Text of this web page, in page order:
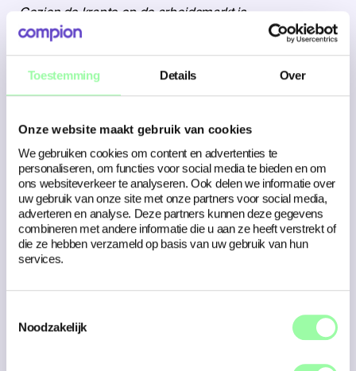
Toestemming Details Over
Onze website maakt gebruik van cookies
We gebruiken cookies om content en advertenties te
personaliseren, om functies voor social media te bieden en om
ons websiteverkeer te analyseren. Ook delen we informatie over
uw gebruik van onze site met onze partners voor social media,
adverteren en analyse. Deze partners kunnen deze gegevens
combineren met andere informatie die u aan ze heeft verstrekt of
die ze hebben verzameld op basis van uw gebruik van hun
services.
Noodzakelijk
Gezien de krapte op de arbeidsmarkt is
arbeidsmarktcommunicatie een belangrijk
aandachtsgebied voor onze organisatie. Compion
inventariseert onze kansen en zoekt naar de beste
propositie. De combinatie van strategisch meedenken,
actuele vakkennis over moderne
het bedrijf tot een fijne partner
Ido van Veen – Adviseur marketingcommunicatie
We kijken uit naar een fijne samenwerking met beide
merken! Heb je vragen over de samenwerking of wil je
ook met ons aan de slag? Fijn! We staat voor je klaar.
Neem contact op